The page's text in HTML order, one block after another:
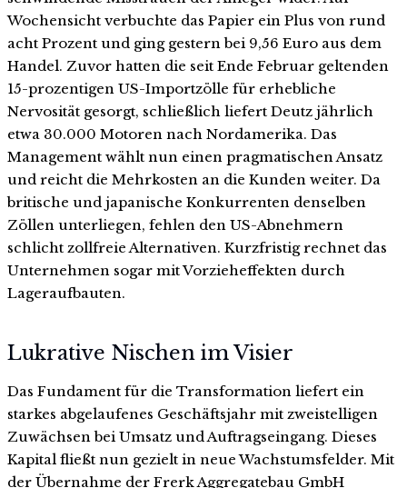
Wochensicht verbuchte das Papier ein Plus von rund
acht Prozent und ging gestern bei 9,56 Euro aus dem
Handel. Zuvor hatten die seit Ende Februar geltenden
15-prozentigen US-Importzölle für erhebliche
Nervosität gesorgt, schließlich liefert Deutz jährlich
etwa 30.000 Motoren nach Nordamerika. Das
Management wählt nun einen pragmatischen Ansatz
und reicht die Mehrkosten an die Kunden weiter. Da
britische und japanische Konkurrenten denselben
Zöllen unterliegen, fehlen den US-Abnehmern
schlicht zollfreie Alternativen. Kurzfristig rechnet das
Unternehmen sogar mit Vorzieheffekten durch
Lageraufbauten.
Lukrative Nischen im Visier
Das Fundament für die Transformation liefert ein
starkes abgelaufenes Geschäftsjahr mit zweistelligen
Zuwächsen bei Umsatz und Auftragseingang. Dieses
Kapital fließt nun gezielt in neue Wachstumsfelder. Mit
der Übernahme der Frerk Aggregatebau GmbH